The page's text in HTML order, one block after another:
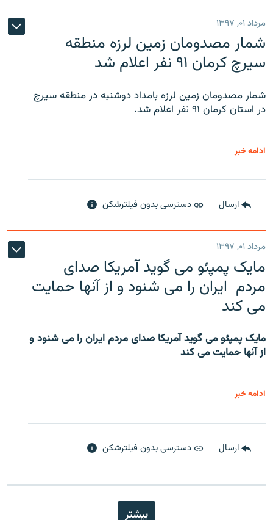
مرداد ۰۱, ۱۳۹۷
شمار مصدومان زمین لرزه منطقه
سیرچ کرمان ۹۱ نفر اعلام شد
شمار مصدومان زمین لرزه بامداد دوشنبه در منطقه سیرچ
در استان کرمان ۹۱ نفر اعلام شد.
ادامه خبر
ارسال دسترسی بدون فیلترشکن
مرداد ۰۱, ۱۳۹۷
مایک پمپئو می گوید آمریکا صدای
مردم ایران را می شنود و از آنها حمایت
می کند
مایک پمپئو می گوید آمریکا صدای مردم ایران را می شنود و
از آنها حمایت می کند
ادامه خبر
ارسال دسترسی بدون فیلترشکن
بیشتر